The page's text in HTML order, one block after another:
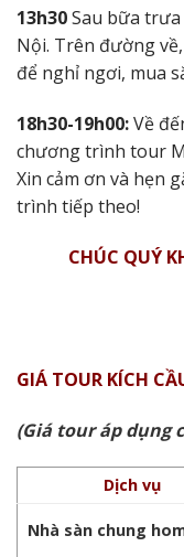
13h30Sau bữa trưa
Nội. Trên đường
để nghỉ ngơi, mua
18h30-19h00:Về
chương trình tour
Xin cảm ơn và hẹn
trình tiếp theo!
CHÚC QUÝ
GIÁ TOUR KÍCH
(Giá tour áp dụng
Dịch vụ
Nhà sàn chung